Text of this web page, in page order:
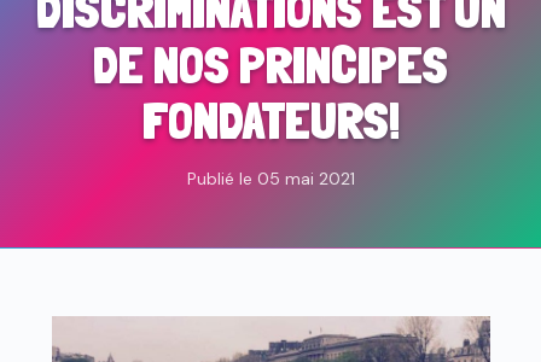
DE NOS PRINCIPES
FONDATEURS!
Publié le 05 mai 2021